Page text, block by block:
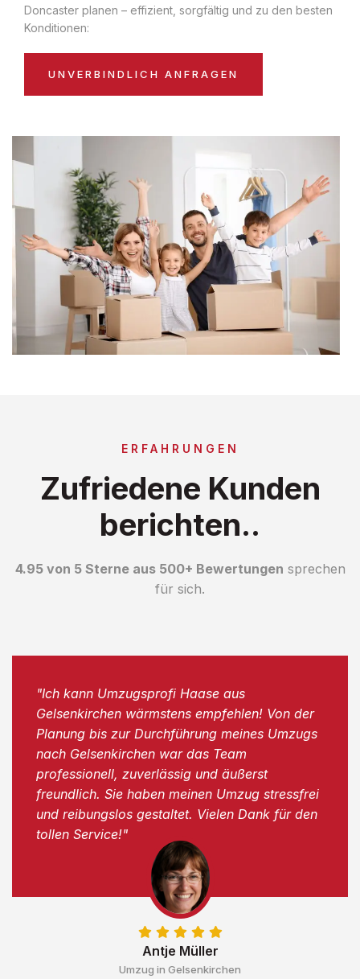
Doncaster planen – effizient, sorgfältig und zu den besten
Konditionen:
UNVERBINDLICH ANFRAGEN
ERFAHRUNGEN
Zufriedene Kunden
berichten..
4.95 von 5 Sterne aus 500+ Bewertungen sprechen
für sich.
Antje Müller
Umzug in Gelsenkirchen
"Ich kann Umzugsprofi Haase aus
Gelsenkirchen wärmstens empfehlen! Von der
Planung bis zur Durchführung meines Umzugs
nach Gelsenkirchen war das Team
professionell, zuverlässig und äußerst
freundlich. Sie haben meinen Umzug stressfrei
und reibungslos gestaltet. Vielen Dank für den
tollen Service!"